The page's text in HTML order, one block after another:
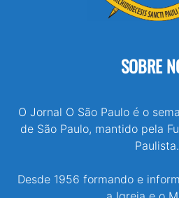
SOBRE
O Jornal O São Paulo é o
de São Paulo, mantido pela
Paulista.
Desde 1956 formando e